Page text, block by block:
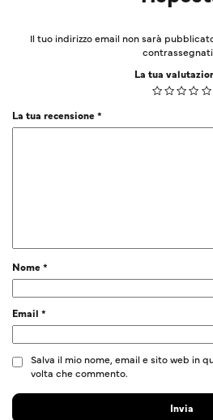
Il tuo indirizzo email non sarà
contrassegnati
La tua
La tua recensione*
Nome*
Email *
Salva il mio nome, email e sito web in
volta che commento.